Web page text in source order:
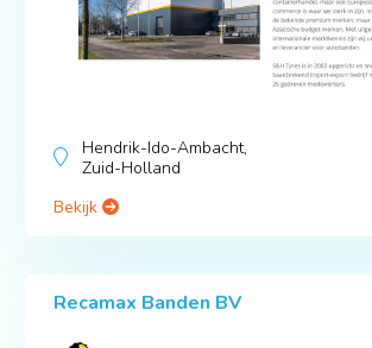
Hendrik-Ido-Ambacht,
Zuid-Holland
Bekijk
Recamax Banden BV